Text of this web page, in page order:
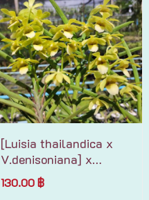
[Luisia thailandica x
V.denisoniana] x
Chri.vietnamica
130.00 ฿